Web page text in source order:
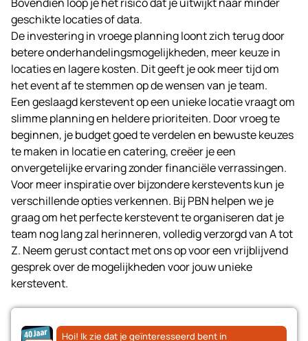
geschikte locaties of data.
De investering in vroege planning loont zich terug door
betere onderhandelingsmogelijkheden, meer keuze in
locaties en lagere kosten. Dit geeft je ook meer tijd om
het event af te stemmen op de wensen van je team.
Een geslaagd kerstevent op een unieke locatie vraagt om
slimme planning en heldere prioriteiten. Door vroeg te
beginnen, je budget goed te verdelen en bewuste keuzes
te maken in locatie en catering, creëer je een
onvergetelijke ervaring zonder financiële verrassingen.
Voor meer inspiratie over bijzonderekersteventskun je
verschillende opties verkennen. Bij PBN helpen we je
graag om het perfecte kerstevent te organiseren dat je
team nog lang zal herinneren, volledig verzorgd van A tot
Z. Neem gerustcontactmet ons op voor een vrijblijvend
gesprek over de mogelijkheden voor jouw unieke
kerstevent.
Hoi! Ik zie dat je geïnteresseerd bent in